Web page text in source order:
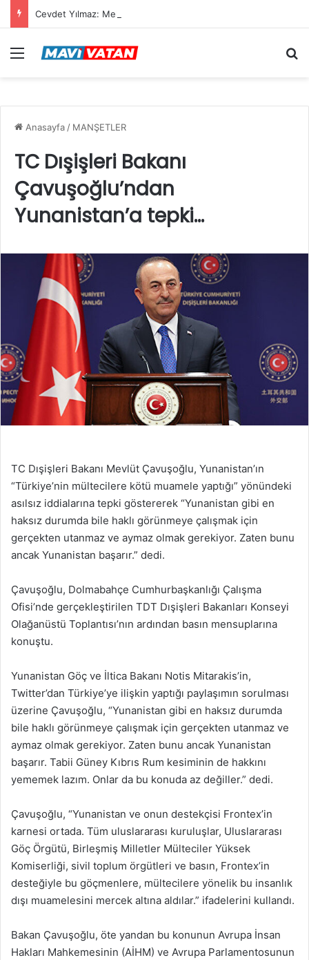
Menü
Anasayfa / MANŞETLER
TC Dışişleri Bakanı
Çavuşoğlu’ndan
Yunanistan’a tepki…
TC Dışişleri Bakanı Mevlüt Çavuşoğlu, Yunanistan’ın
“Türkiye’nin mültecilere kötü muamele yaptığı” yönündeki
asılsız iddialarına tepki göstererek “Yunanistan gibi en
haksız durumda bile haklı görünmeye çalışmak için
gerçekten utanmaz ve aymaz olmak gerekiyor. Zaten bunu
ancak Yunanistan başarır.” dedi.
Çavuşoğlu, Dolmabahçe Cumhurbaşkanlığı Çalışma
Ofisi’nde gerçekleştirilen TDT Dışişleri Bakanları Konseyi
Olağanüstü Toplantısı’nın ardından basın mensuplarına
konuştu.
Yunanistan Göç ve İltica Bakanı Notis Mitarakis’in,
Twitter’dan Türkiye’ye ilişkin yaptığı paylaşımın sorulması
üzerine Çavuşoğlu, “Yunanistan gibi en haksız durumda
bile haklı görünmeye çalışmak için gerçekten utanmaz ve
aymaz olmak gerekiyor. Zaten bunu ancak Yunanistan
başarır. Tabii Güney Kıbrıs Rum kesiminin de hakkını
yememek lazım. Onlar da bu konuda az değiller.” dedi.
Çavuşoğlu, “Yunanistan ve onun destekçisi Frontex’in
karnesi ortada. Tüm uluslararası kuruluşlar, Uluslararası
Göç Örgütü, Birleşmiş Milletler Mülteciler Yüksek
Komiserliği, sivil toplum örgütleri ve basın, Frontex’in
desteğiyle bu göçmenlere, mültecilere yönelik bu insanlık
dışı muamelesini mercek altına aldılar.” ifadelerini kullandı.
Bakan Çavuşoğlu, öte yandan bu konunun Avrupa İnsan
Hakları Mahkemesinin (AİHM) ve Avrupa Parlamentosunun